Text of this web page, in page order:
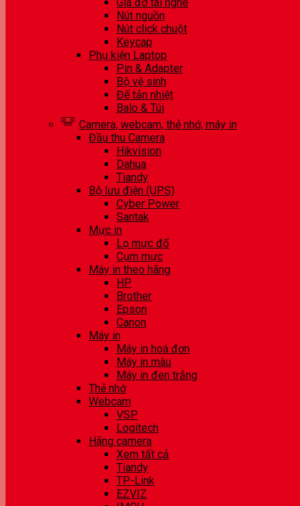
Nút nguồn
Nút click chuột
Keycap
Phụ kiện Laptop
Pin & Adapter
Bộ vệ sinh
Đế tản nhiệt
Balo & Túi
Camera, webcam, thẻ nhớ, máy in
Đầu thu Camera
Hikvision
Dahua
Tiandy
Bộ lưu điện (UPS)
Cyber Power
Santak
Mực in
Lọ mực đổ
Cụm mực
Máy in theo hãng
HP
Brother
Epson
Canon
Máy in
Máy in hoá đơn
Máy in màu
Máy in đen trắng
Thẻ nhớ
Webcam
VSP
Logitech
Hãng camera
Xem tất cả
Tiandy
TP-Link
EZVIZ